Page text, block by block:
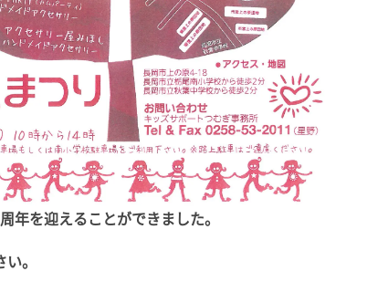
年を迎えることができました。
。